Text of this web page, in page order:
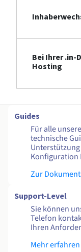
Bei Ihrer .in-
Hosting
Guides
Für alle
technische
Konfiguration
Zur
Support-Level
Sie können
Telefon
Ihren
Mehr erfahren